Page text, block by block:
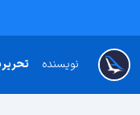
نویسنده